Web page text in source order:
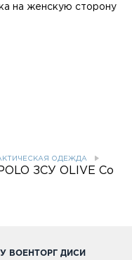
на женскую сторону
ОДЕЖДА
ЗСУ OLIVE Co
ВОЕНТОРГ ДИСИ